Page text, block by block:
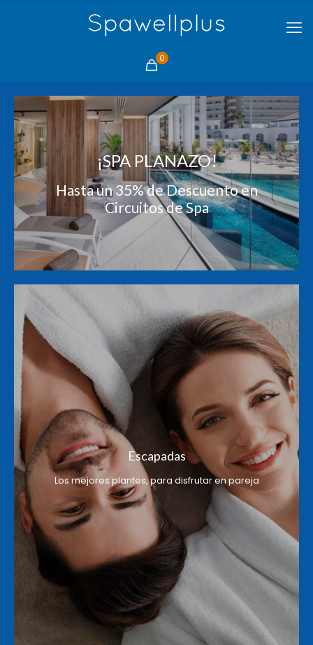
0
¡SPA PLANAZO!
Hasta un 35% de Descuento en
Circuitos de Spa
Escapadas
Los mejores plantes, para disfrutar en pareja